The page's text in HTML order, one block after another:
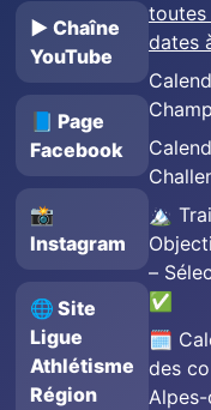
▶️ Chaîne
YouTube
📘 Page
Facebook
📸
Instagram
🌐 Site
Ligue
Athlétisme
Région
toutes
dates
🏔️
–
✅
🗓️
des